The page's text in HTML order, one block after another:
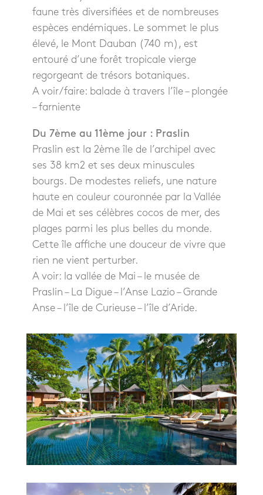
faune très diversifiées et de nombreuses
espèces endémiques. Le sommet le plus
élevé, le Mont Dauban (740 m), est
entouré d’une forêt tropicale vierge
regorgeant de trésors botaniques.
A voir/faire: balade à travers l’île – plongée
– farniente
Du 7ème au 11ème jour : Praslin
Praslin est la 2ème île de l’archipel avec
ses 38 km2 et ses deux minuscules
bourgs. De modestes reliefs, une nature
haute en couleur couronnée par la Vallée
de Mai et ses célèbres cocos de mer, des
plages parmi les plus belles du monde.
Cette île affiche une douceur de vivre que
rien ne vient perturber.
A voir: la vallée de Mai – le musée de
Praslin – La Digue – l’Anse Lazio – Grande
Anse – l’île de Curieuse – l’île d’Aride.